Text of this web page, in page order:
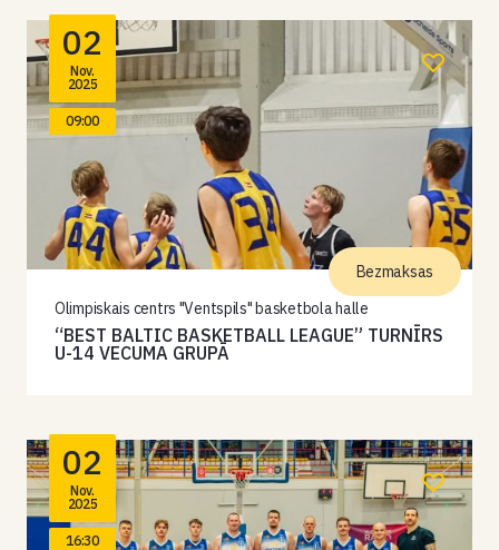
02
Nov.
2025
09:00
Olimpiskais centrs "Ventspils" basketbola halle
“BEST BALTIC BASKETBALL LEAGUE” TURNĪRS
U-14 VECUMA GRUPĀ
Bezmaksas
02
Nov.
2025
16:30